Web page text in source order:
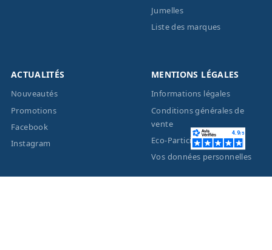
Jumelles
Liste des marques
ACTUALITÉS
Nouveautés
Promotions
Facebook
Instagram
MENTIONS LÉGALES
Informations légales
Conditions générales de
vente
Eco-Participation
Vos données personnelles